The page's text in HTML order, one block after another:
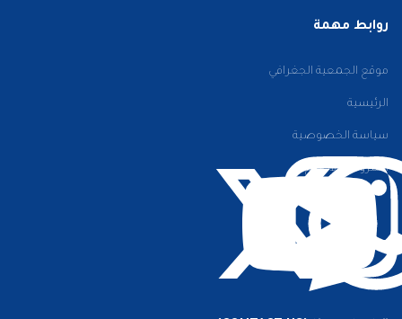
روابط مهمة
موقع الجمعية الجغرافي
الرئيسية
سياسة الخصوصية
الشروط والأحكام